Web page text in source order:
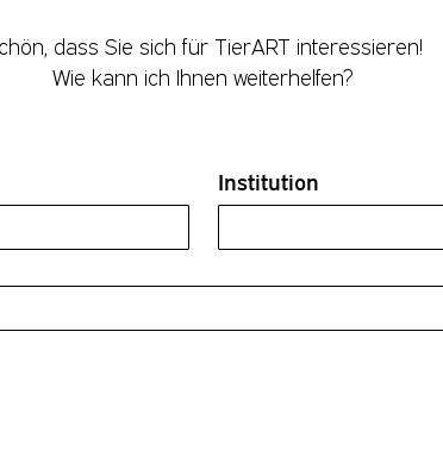
dass Sie sich für TierART interessieren!
Wie kann ich Ihnen weiterhelfen?
Institution